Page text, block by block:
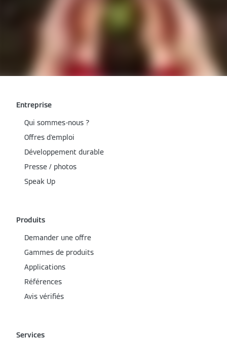
Entreprise
Qui sommes-nous ?
Offres d'emploi
Développement durable
Presse / photos
Speak Up
Produits
Demander une offre
Gammes de produits
Applications
Références
Avis vérifiés
Services